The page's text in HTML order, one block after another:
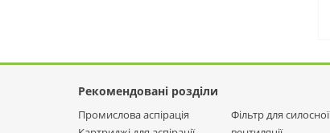
Рекомендовані розділи
Промислова аспірація
Фільтр для силосної